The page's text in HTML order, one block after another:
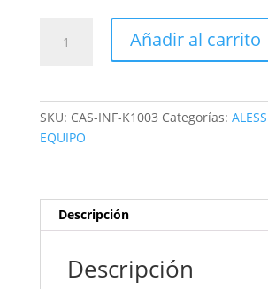
CACHUCHA
cantidad
Añadir al carrito
SKU: CAS-INF-K1003 Categorías:
EQUIPO
Descripción
Descripción